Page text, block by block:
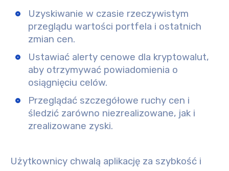
Uzyskiwanie w czasie rzeczywistym
przeglądu wartości portfela i ostatnich
zmian cen.
Ustawiać alerty cenowe dla kryptowalut,
aby otrzymywać powiadomienia o
osiągnięciu celów.
Przeglądać szczegółowe ruchy cen i
śledzić zarówno niezrealizowane, jak i
zrealizowane zyski.
Użytkownicy chwalą aplikację za szybkość i